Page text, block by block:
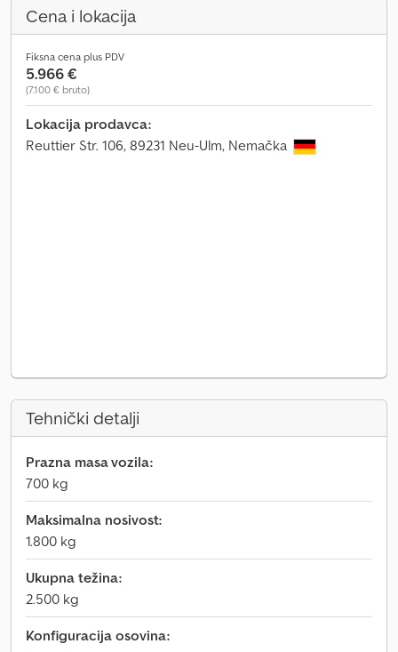
Cena i lokacija
Fiksna cena plus PDV
5.966 €
(7.100 € bruto)
Lokacija prodavca:
Reuttier Str. 106, 89231 Neu-Ulm, Nemačka
Tehnički detalji
Prazna masa vozila:
700 kg
Maksimalna nosivost:
1.800 kg
Ukupna težina:
2.500 kg
Konfiguracija osovina: